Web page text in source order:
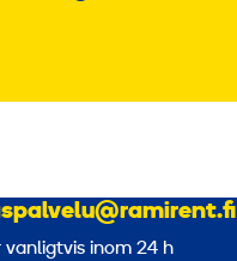
vanligtvis inom 24 h